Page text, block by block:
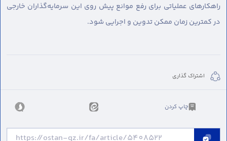
راهکارهای عملیاتی برای رفع موانع پیش روی این سرمایه‌گذاران خارجی
در کمترین زمان ممکن تدوین و اجرایی شود.
اشتراک گذاری
چاپ کردن